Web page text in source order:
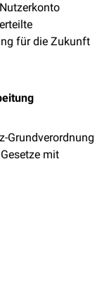
für die Zukunft
Grundverordnung
mit